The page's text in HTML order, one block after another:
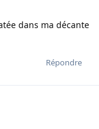
dans ma décante
Répondre